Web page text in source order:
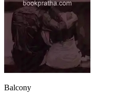
Balcony